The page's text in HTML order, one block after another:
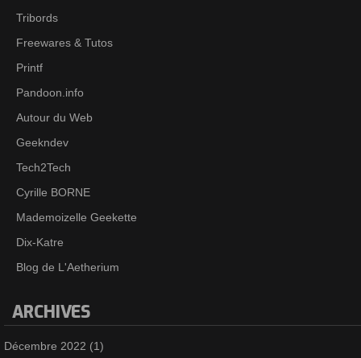
Tribords
Freewares & Tutos
Printf
Pandoon.info
Autour du Web
Geekndev
Tech2Tech
Cyrille BORNE
Mademoizelle Geekette
Dix-Katre
Blog de L'Aetherium
ARCHIVES
Décembre 2022 (1)